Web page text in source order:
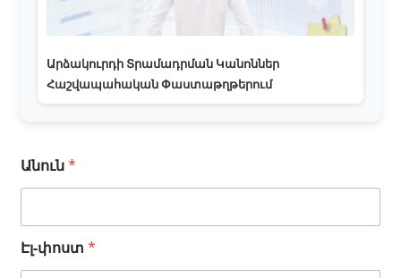
Արձակուրդի Տրամադրման Կանոններ
Հաշվապահական Փաստաթղթերում
Է
ո
ս
տ
Անուն*
Էլ-փոստ*